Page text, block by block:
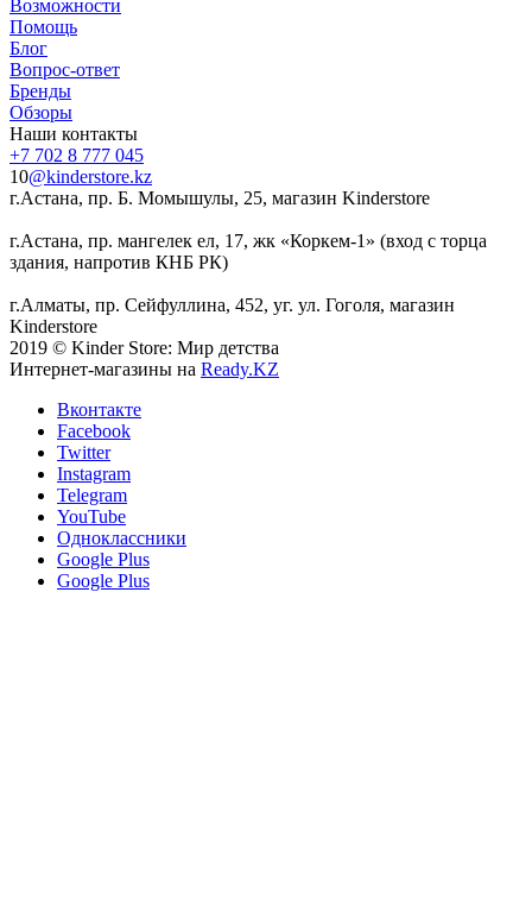
Возможности
Помощь
Блог
Вопрос-ответ
Бренды
Обзоры
Наши контакты
+7 702 8 777 045
10@kinderstore.kz
г.Астана, пр. Б. Момышулы, 25, магазин Kinderstore
г.Астана, пр. мангелек ел, 17, жк «Коркем-1» (вход с торца
здания, напротив КНБ РК)
г.Алматы, пр. Сейфуллина, 452, уг. ул. Гоголя, магазин
Kinderstore
2019 © Kinder Store: Мир детства
Интернет-магазины на Ready.KZ
Вконтакте
Facebook
Twitter
Instagram
Telegram
YouTube
Одноклассники
Google Plus
Google Plus